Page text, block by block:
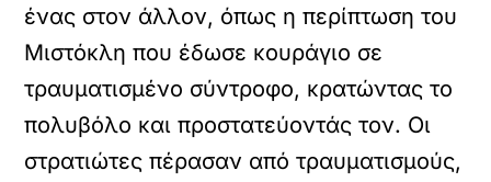
ένας στον άλλον, όπως η περίπτωση του
Μιστόκλη που έδωσε κουράγιο σε
τραυματισμένο σύντροφο, κρατώντας το
πολυβόλο και προστατεύοντάς τον. Οι
στρατιώτες πέρασαν από τραυματισμούς,